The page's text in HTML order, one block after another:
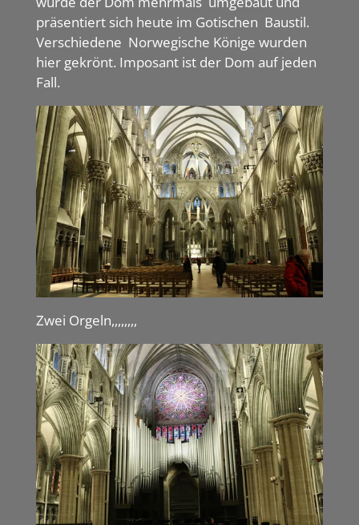
präsentiert sich heute im Gotischen Baustil.
Verschiedene Norwegische Könige wurden
hier gekrönt. Imposant ist der Dom auf jeden
Fall.
Zwei Orgeln,,,,,,,,